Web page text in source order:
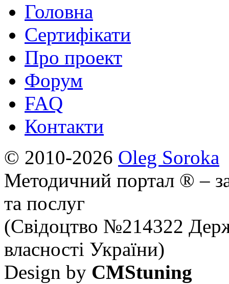
Головна
Сертифікати
Про проект
Форум
FAQ
Контакти
© 2010-2026 Oleg Soroka
Методичний портал ® –
та послуг
(Свідоцтво №214322
власності України)
Design by CMStuning